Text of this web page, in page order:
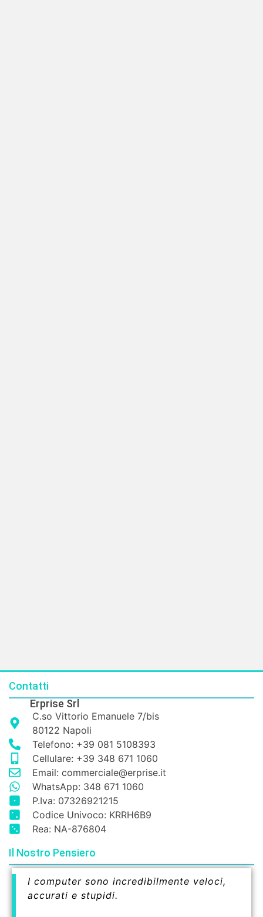
Contatti
Erprise Srl
C.so Vittorio Emanuele 7/bis
80122 Napoli
Telefono: +39 081 5108393
Cellulare: +39 348 671 1060
Email: commerciale@erprise.it
WhatsApp: 348 671 1060
P.Iva: 07326921215
Codice Univoco: KRRH6B9
Rea: NA-876804
Il Nostro Pensiero
I computer sono incredibilmente veloci,
accurati e stupidi.